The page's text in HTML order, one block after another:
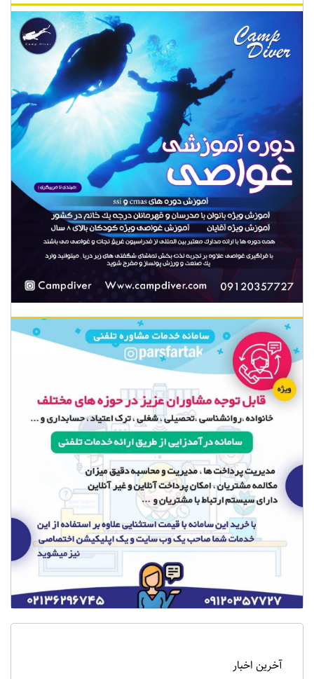
آخرین اخبار